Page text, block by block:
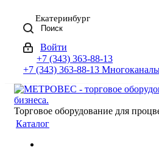
Екатеринбург
Поиск
Войти
+7 (343) 363-88-13
+7 (343) 363-88-13
Торговое оборудование для
Каталог